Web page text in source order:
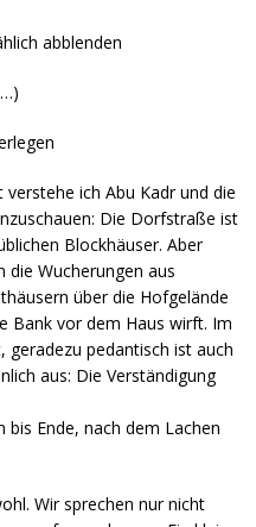
abblenden
ich Abu Kadr und die
Die Dorfstraße ist
Blockhäuser. Aber
die Wucherungen aus
über die Hofgelände
Bank vor dem Haus wirft. Im
geradezu pedantisch ist auch
aus: Die Verständigung
bis Ende, nach dem Lachen
Wir sprechen nur nicht